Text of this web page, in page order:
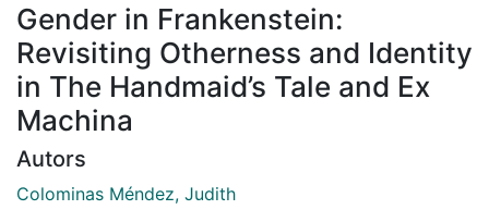
Gender in Frankenstein:
Revisiting Otherness and Identity
in The Handmaid’s Tale and Ex
Machina
Autors
Colominas Méndez, Judith